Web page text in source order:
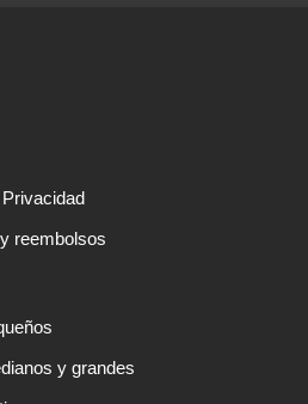
reembolsos
y grandes